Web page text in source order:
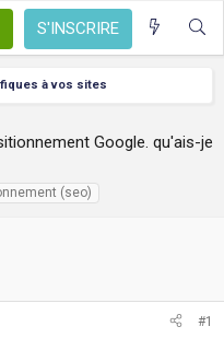
S'INSCRIRE
à vos sites
Google. qu'ais-je
(seo)
#1